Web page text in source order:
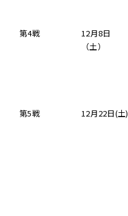
第4戦
12月8日
（土）
第5戦 12月22日(土)